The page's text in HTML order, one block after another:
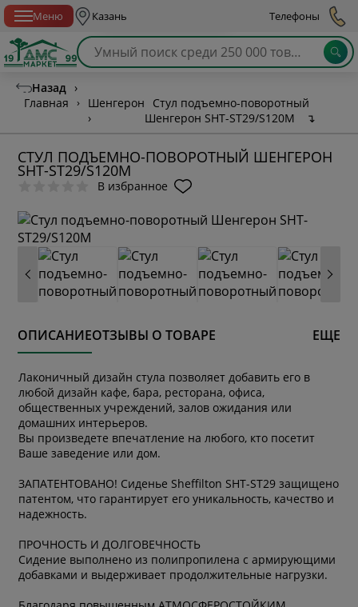
Меню Казань Телефоны
Назад ›
Главная
›
Шенгерон
›
Стул подъемно-поворотный
Шенгерон SHT-ST29/S120M
↴
СТУЛ ПОДЪЕМНО-ПОВОРОТНЫЙ ШЕНГЕРОН
SHT-ST29/S120M
В избранное
ОПИСАНИЕОТЗЫВЫ О ТОВАРЕ ЕЩЕ
Лаконичный дизайн cтула позволяет добавить его в
любой дизайн кафе, бара, ресторана, офиса,
общественных учреждений, залов ожидания или
домашних интерьеров.
Вы произведете впечатление на любого, кто посетит
Ваше заведение или дом.
ЗАПАТЕНТОВАНО! Сиденье Sheffilton SHT-ST29 защищено
патентом, что гарантирует его уникальность, качество и
надежность.
ПРОЧНОСТЬ И ДОЛГОВЕЧНОСТЬ
Сидение выполнено из полипропилена с армирующими
добавками и выдерживает продолжительные нагрузки.